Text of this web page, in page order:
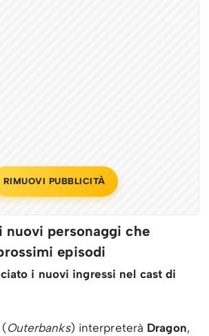
RIMUOVI PUBBLICITÀ
nuovi personaggi che
episodi
i nuovi ingressi nel cast di
(Outerbanks) interpreterà Dragon,